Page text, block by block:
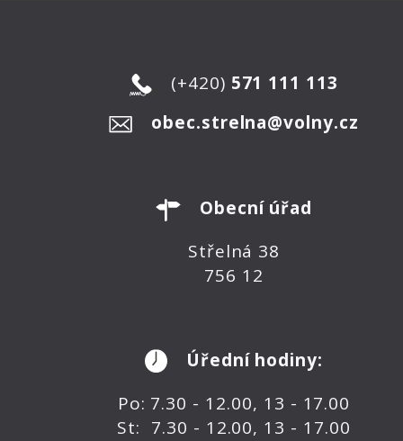
(+420) 571 111 113
obec.strelna@volny.cz
Obecní úřad
Střelná 38
756 12
Úřední hodiny:
Po: 7.30 - 12.00, 13 - 17.00
St: 7.30 - 12.00, 13 - 17.00